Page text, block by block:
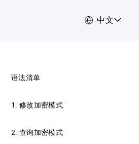
中文
语法清单
1. 修改加密模式
2. 查询加密模式